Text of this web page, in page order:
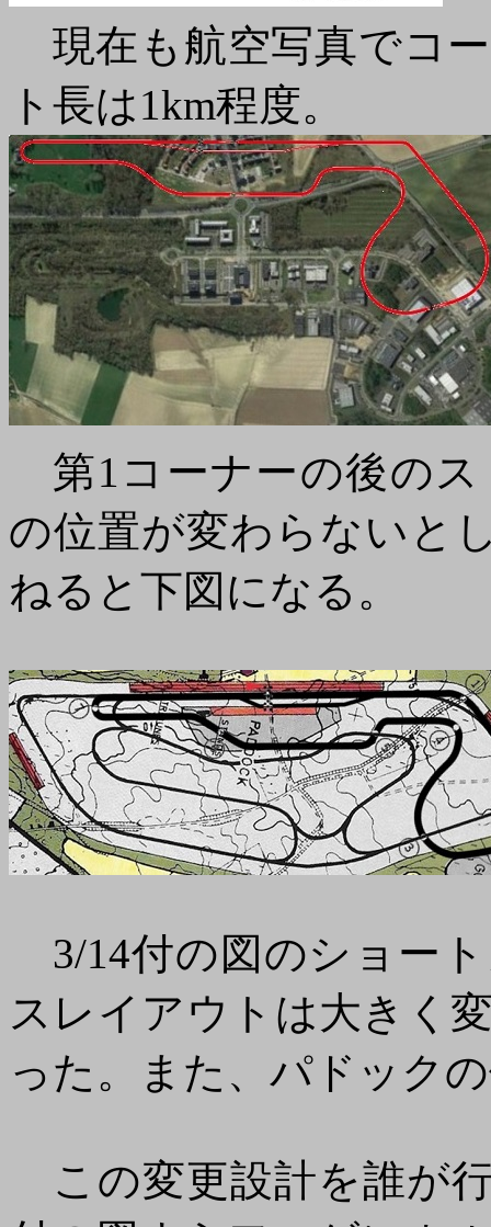
現在も航空写真でコ
ト長は1km程度。
第1コーナーの後のス
の位置が変わらないと
ねると下図になる。
3/14付の図のショー
スレイアウトは大きく
った。また、パドック
この変更設計を誰が